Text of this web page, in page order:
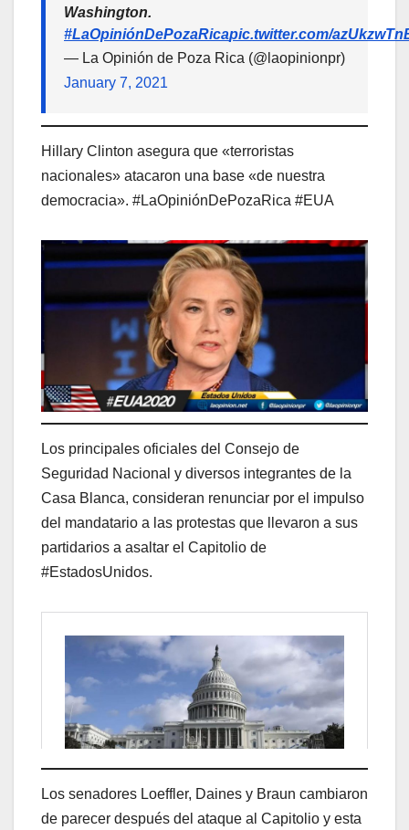
Washington.
#LaOpiniónDePozaRicapic.twitter.com/
— La Opinión de Poza Rica (@laopinionpr)
January 7, 2021
Hillary Clinton asegura que «terroristas
nacionales» atacaron una base «de nuestra
democracia». #LaOpiniónDePozaRica #EUA
Los principales oficiales del Consejo de
Seguridad Nacional y diversos integrantes de la
Casa Blanca, consideran renunciar por el impulso
del mandatario a las protestas que llevaron a sus
partidarios a asaltar el Capitolio de
#EstadosUnidos.
Los senadores Loeffler, Daines y Braun cambiaron
de parecer después del ataque al Capitolio y esta